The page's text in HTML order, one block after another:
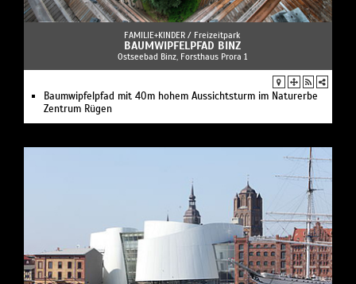
FAMILIE+KINDER / Freizeitpark
BAUMWIPFELPFAD BINZ
Ostseebad Binz, Forsthaus Prora 1
Baumwipfelpfad mit 40m hohem Aussichtsturm im Naturerbe
Zentrum Rügen